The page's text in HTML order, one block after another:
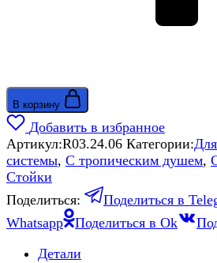
В корзину
Добавить в избранное
Артикул:R03.24.06 Категории:
системы, С тропическим душем,
Стойки
Поделиться:
Поделиться в
Whatsapp
Поделиться в Ok
Детали